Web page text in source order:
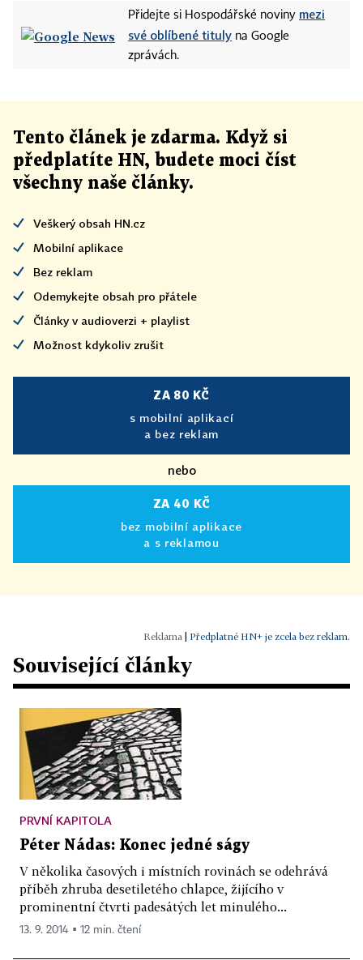
Přidejte si Hospodářské noviny mezi
své oblíbené tituly na Google
zprávách.
Tento článek je zdarma. Když si
předplatíte HN, budete moci číst
všechny naše články.
Veškerý obsah HN.cz
Mobilní aplikace
Bez reklam
Odemykejte obsah pro přátele
Články v audioverzi + playlist
Možnost kdykoliv zrušit
ZA 80 KČ
s mobilní aplikací
a bez reklam
nebo
ZA 40 KČ
bez mobilní aplikace
a s reklamou
Předplatné HN+ je zcela bez reklam.
Související články
PRVNÍ KAPITOLA
Péter Nádas: Konec jedné ságy
V několika časových i místních rovinách se odehrává
příběh zhruba desetiletého chlapce, žijícího v
prominentní čtvrti padesátých let minulého...
13. 9. 2014 ▪ 12 min. čtení